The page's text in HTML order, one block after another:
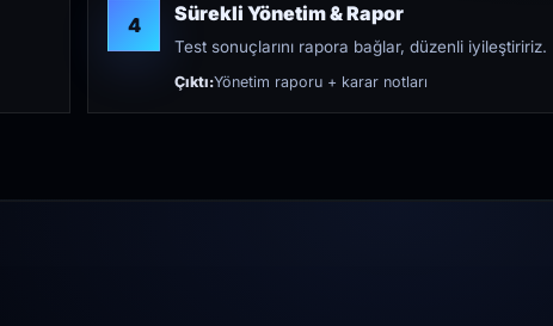
4 Sürekli Yönetim & Rapor
Test sonuçlarını rapora bağlar, düzenli iyileştiririz.
Çıktı:Yönetim raporu + karar notları